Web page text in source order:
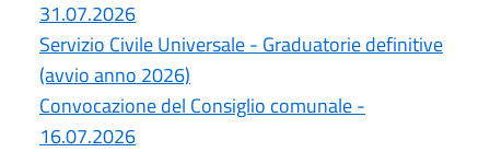
31.07.2026
Servizio Civile Universale - Graduatorie definitive
(avvio anno 2026)
Convocazione del Consiglio comunale -
16.07.2026